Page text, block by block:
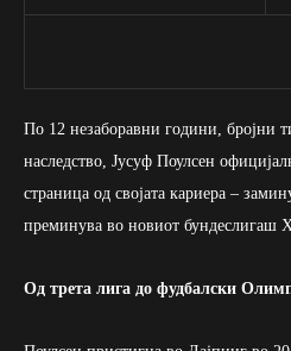
По 12 незаборавни години, бројни
наследство, Јусуф Поулсен
страница од својата кариера –
преминува во новиот бундеслигаш
Од трета лига до фудбалски